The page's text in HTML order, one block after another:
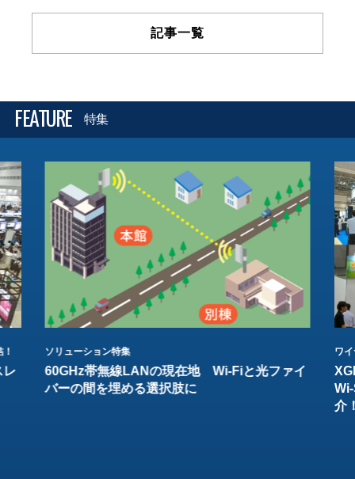
記事一覧
FEATURE 特集
レ
ソリューション特集
60GHz帯無線LANの現在地 Wi-Fiと光ファイ
バーの間を埋める選択肢に
ワ
介